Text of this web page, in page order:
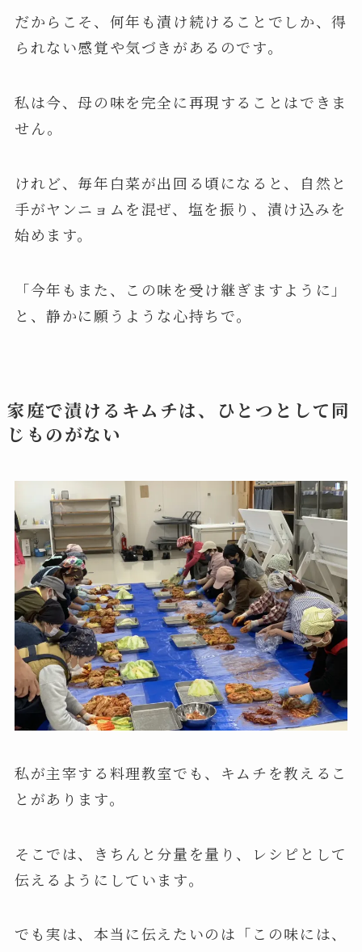
だからこそ、何年も漬け続けることでしか、得
られない感覚や気づきがあるのです。
私は今、母の味を完全に再現することはできま
せん。
けれど、毎年白菜が出回る頃になると、自然と
手がヤンニョムを混ぜ、塩を振り、漬け込みを
始めます。
「今年もまた、この味を受け継ぎますように」
と、静かに願うような心持ちで。
家庭で漬けるキムチは、ひとつとして同
じものがない
私が主宰する料理教室でも、キムチを教えるこ
とがあります。
そこでは、きちんと分量を量り、レシピとして
伝えるようにしています。
でも実は、本当に伝えたいのは「この味には、